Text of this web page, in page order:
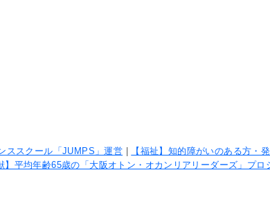
ススクール「JUMPS」運営 |
【福祉】知的障がいのある方・
】平均年齢65歳の「大阪オトン・オカンリアリーダーズ」プロ